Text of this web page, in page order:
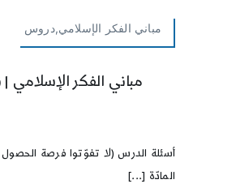
مباني الفكر الإسلامي,دروس
مباني الفكر الإسلامي
أسئلة الدرس (لا تفوّتوا فرصة
المادّة [...]